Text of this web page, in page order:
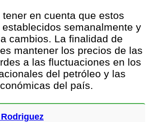
en cuenta que estos
semanalmente y
cambios. La finalidad de
mantener los precios de las
a las fluctuaciones en los
del petróleo y las
del país.